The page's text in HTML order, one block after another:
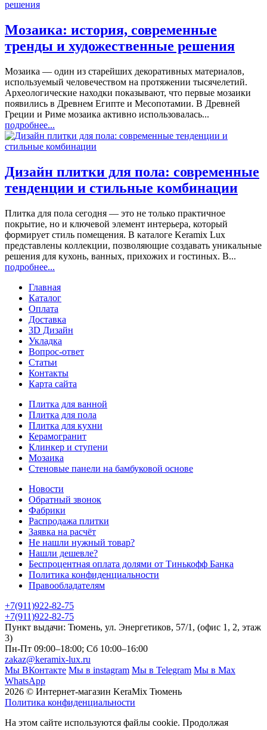
Мозаика: история, современные
тренды и художественные решения
Мозаика — один из старейших декоративных материалов,
используемый человечеством на протяжении тысячелетий.
Археологические находки показывают, что первые мозаики
появились в Древнем Египте и Месопотамии. В Древней
Греции и Риме мозаика активно использовалась...
подробнее...
Дизайн плитки для пола: современные
тенденции и стильные комбинации
Плитка для пола сегодня — это не только практичное
покрытие, но и ключевой элемент интерьера, который
формирует стиль помещения. В каталоге Keramix Lux
представлены коллекции, позволяющие создавать уникальные
решения для кухонь, ванных, прихожих и гостиных. В...
подробнее...
Главная
Каталог
Оплата
Доставка
3D Дизайн
Укладка
Вопрос-ответ
Статьи
Контакты
Карта сайта
Плитка для ванной
Плитка для пола
Плитка для кухни
Керамогранит
Клинкер и ступени
Мозаика
Стеновые панели на бамбуковой основе
Новости
Обратный звонок
Фабрики
Распродажа плитки
Заявка на расчёт
Не нашли нужный товар?
Нашли дешевле?
Беспроцентная оплата долями от Тинькофф Банка
Политика конфиденциальности
Правообладателям
+7(911)922-82-75
+7(911)922-82-75
Пункт выдачи: Тюмень, ул. Энергетиков, 57/1, (офис 1, 2, этаж
3)
Пн-Пт 09:00–18:00; Сб 10:00–16:00
zakaz@keramix-lux.ru
Мы ВКонтакте Мы в instagram Мы в Telegram Мы в Max
WhatsApp
2026 © Интернет-магазин KeraMix Тюмень
Политика конфиденциальности
На этом сайте используются файлы cookie. Продолжая